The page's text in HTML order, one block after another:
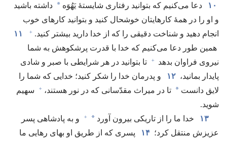
۱۰ دعا می‌کنیم که بتوانید رفتاری شایستهٔ یَهُوَه * داشته باشید
و او را در همهٔ کارهایتان خوشحال کنید و بتوانید کارهای خوب
انجام دهید و شناخت دقیقی را که از خدا دارید بیشتر کنید.‏ +
۱۱
همین طور دعا می‌کنیم که خدا با قدرت پرشکوهش به شما
نیروی فراوان بدهد
+
تا بتوانید در هر شرایطی با صبر و شادی
پایدار بمانید،‏ ۱۲
و پدرمان خدا را شکر کنید؛‏ خدایی که شما را
لایق دانست * تا در میراث مقدّسانی که در نور هستند،‏ +
سهیم
شوید.‏
۱۳
خدا ما را از تاریکی بیرون آورد *
+
و به پادشاهی پسر
عزیزش منتقل کرد؛‏ ۱۴
پسری که از طریق او بهای رهایی ما